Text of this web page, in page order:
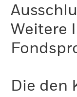
Weitere
Die den